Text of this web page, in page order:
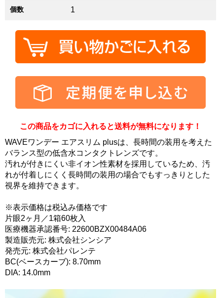
個数 1
この商品をカゴに入れると送料が無料になります！
WAVEワンデー エアスリム plusは、長時間の装用を考えた
バランス型の低含水コンタクトレンズです。
汚れが付きにくい非イオン性素材を採用しているため、汚
れが付着しにくく長時間の装用の場合でもすっきりとした
視界を維持できます。
※表示価格は税込み価格です
片眼2ヶ月／1箱60枚入
医療機器承認番号: 22600BZX00484A06
製造販売元: 株式会社シンシア
発売元: 株式会社パレンテ
BC(ベースカーブ): 8.70mm
DIA: 14.0mm